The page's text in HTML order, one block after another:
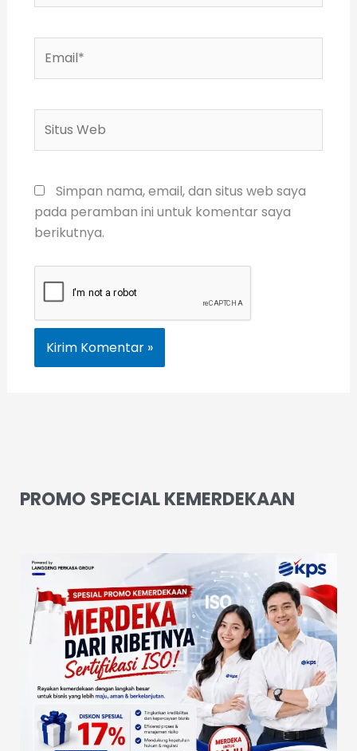
Web
Simpan nama, email, dan situs web saya
pada peramban ini untuk komentar saya
berikutnya.
PROMO SPECIAL KEMERDEKAAN